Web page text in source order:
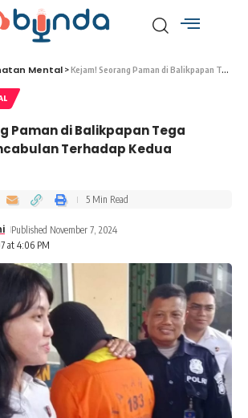
Mental >Kejam! Seorang Paman di Balikpapan Tega Melakukan Pencabulan Terhadap Kedua Ponakannya
Paman di Balikpapan Tega
Terhadap Kedua
at 4:06 PM
Published November 7, 2024
5 Min Read